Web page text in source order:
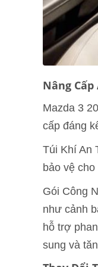
Nâng Cấp
Mazda 3
cấp đáng
Túi Khí An
bảo vệ
Gói Công
như cảnh
hỗ trợ
sung và